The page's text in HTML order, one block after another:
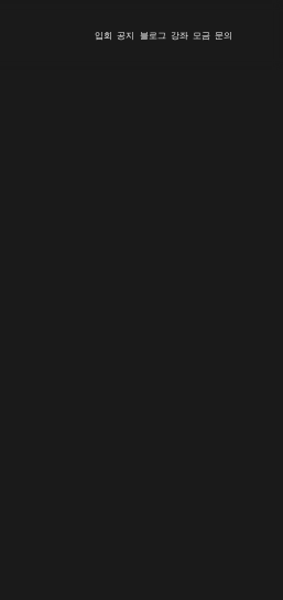
입회 공지 블로그 강좌 모금 문의